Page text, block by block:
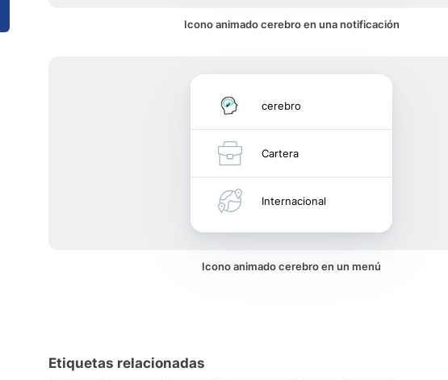
Icono animado cerebro en una notificación
cerebro
Cartera
Internacional
Icono animado cerebro en un menú
Etiquetas relacionadas